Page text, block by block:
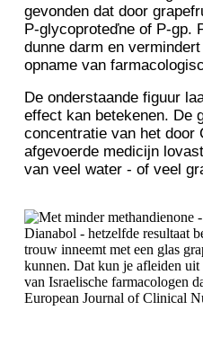
gevonden dat door
P-glycoproteďne of P-gp.
dunne darm en
opname van
De onderstaande figuur
effect kan betekenen. De
concentratie van het door
afgevoerde medicijn
van veel water - of veel